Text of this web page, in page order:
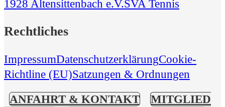
1928 Altensittenbach e.V.SVA Tennis
Rechtliches
ImpressumDatenschutzerklärungCookie-
Richtline (EU)Satzungen & Ordnungen
ANFAHRT & KONTAKT
MITGLIED